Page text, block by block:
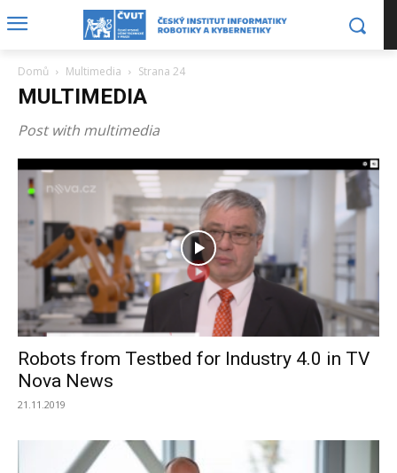
Domů Multimedia Strana 24
MULTIMEDIA
Post with multimedia
Robots from Testbed for Industry 4.0 in TV
Nova News
21.11.2019